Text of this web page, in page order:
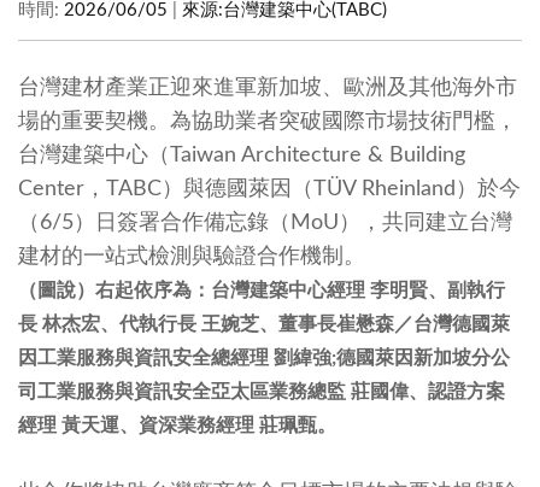
時間: 2026/06/05 來源:台灣建築中心(TABC)
台灣建材產業正迎來進軍新加坡、歐洲及其他海外市
場的重要契機。為協助業者突破國際市場技術門檻，
台灣建築中心（Taiwan Architecture & Building
Center，TABC）與德國萊因（TÜV Rheinland）於今
（6/5）日簽署合作備忘錄（MoU），共同建立台灣
建材的一站式檢測與驗證合作機制。
（圖說）右起依序為：台灣建築中心經理 李明賢、副執行
長 林杰宏、代執行長 王婉芝、董事長崔懋森／台灣德國萊
因工業服務與資訊安全總經理 劉緯強;德國萊因新加坡分公
司工業服務與資訊安全亞太區業務總監 莊國偉、認證方案
經理 黃天運、資深業務經理 莊珮甄。